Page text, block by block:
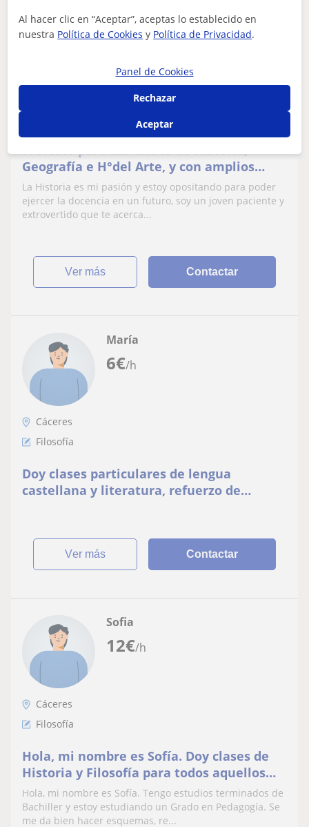
15€/h 1ª clase gratis
Francisco
Profesor para dar clases de Historia,
Geografía e H°del Arte, y con amplios
conocimientos en Música y Filosofía
La Historia es mi pasión y estoy opositando para poder
ejercer la docencia en un futuro, soy un joven paciente y
extrovertido que te acerca...
ver más Contactar
6€/h
María
Cáceres
Filosofía
Doy clases particulares de lengua
castellana y literatura, refuerzo de
ver más Contactar
12€/h
Sofia
Cáceres
Filosofía
Hola, mi nombre es Sofía. Doy clases de
Historia y Filosofía para todos aquellos
que les resulte complicado resumir, hacer
esquemas o conseguir memorizar
conceptos. Conmigo aprenderéis como
Hola, mi nombre es Sofía. Tengo estudios terminados de
Bachiller y estoy estudiando un Grado en Pedagogía. Se
me da bien hacer esquemas, re...
Al hacer clic en “Aceptar”, aceptas lo establecido en
nuestra Política de Cookies y Política de Privacidad.
Panel de Cookies
Rechazar
Aceptar